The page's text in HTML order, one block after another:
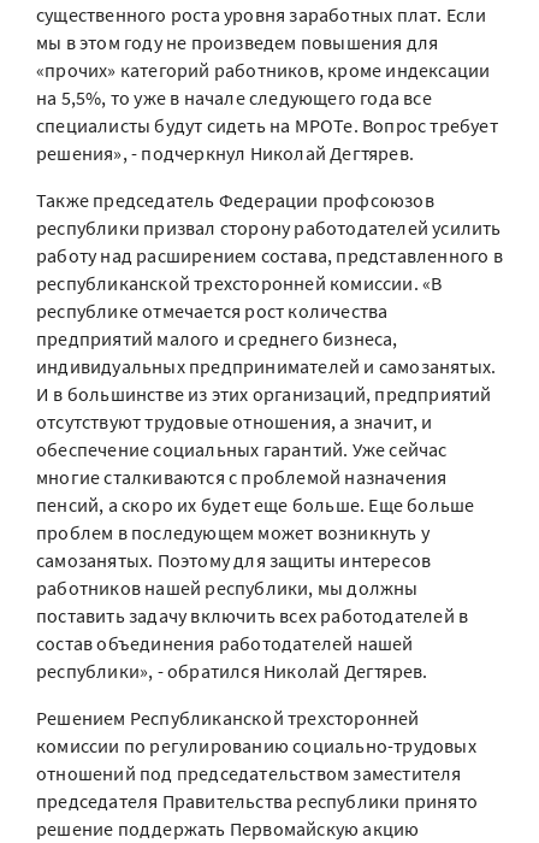
существенного роста уровня заработных плат. Если
мы в этом году не произведем повышения для
«прочих» категорий работников, кроме индексации
на 5,5%, то уже в начале следующего года все
специалисты будут сидеть на МРОТе. Вопрос требует
решения», - подчеркнул Николай Дегтярев.
Также председатель Федерации профсоюзов
республики призвал сторону работодателей усилить
работу над расширением состава, представленного в
республиканской трехсторонней комиссии. «В
республике отмечается рост количества
предприятий малого и среднего бизнеса,
индивидуальных предпринимателей и самозанятых.
И в большинстве из этих организаций, предприятий
отсутствуют трудовые отношения, а значит, и
обеспечение социальных гарантий. Уже сейчас
многие сталкиваются с проблемой назначения
пенсий, а скоро их будет еще больше. Еще больше
проблем в последующем может возникнуть у
самозанятых. Поэтому для защиты интересов
работников нашей республики, мы должны
поставить задачу включить всех работодателей в
состав объединения работодателей нашей
республики», - обратился Николай Дегтярев.
Решением Республиканской трехсторонней
комиссии по регулированию социально-трудовых
отношений под председательством заместителя
председателя Правительства республики принято
решение поддержать Первомайскую акцию